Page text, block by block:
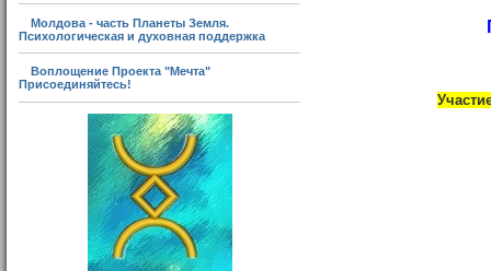
Молдова - часть Планеты Земля.
Психологическая и духовная поддержка
Воплощение Проекта "Мечта"
Присоединяйтесь!